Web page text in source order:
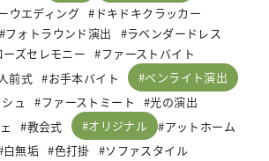
ウエディング
ドキドキクラッカー
フォトラウンド演出
ラベンダードレス
ズセレモニー
ファーストバイト
前式 お手本バイト
ペンライト演出
ュ
ファーストミート
光の演出
教会式 オリジナル
アットホーム
白無垢 色打掛
ソファスタイル